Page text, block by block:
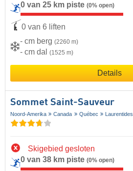
0 van 25 km piste (0% open)
0 van 6 liften
- cm berg (2260 m)
- cm dal (1525 m)
Details
Sommet Saint-Sauveur
Noord-Amerika Canada Québec Laurentides
Skigebied gesloten
0 van 38 km piste (0% open)